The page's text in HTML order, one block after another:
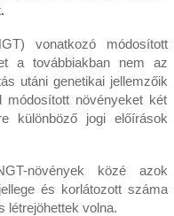
vonatkozó módosított
a továbbiakban nem az
utáni genetikai jellemzőik
módosított növényeket két
különböző jogi előírások
növények közé azok
és korlátozott száma
létrejöhettek volna.